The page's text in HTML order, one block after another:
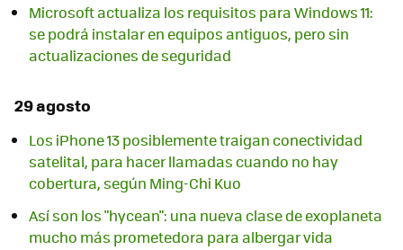
Microsoft actualiza los requisitos para Windows 11:
se podrá instalar en equipos antiguos, pero sin
actualizaciones de seguridad
29 agosto
Los iPhone 13 posiblemente traigan conectividad
satelital, para hacer llamadas cuando no hay
cobertura, según Ming-Chi Kuo
Así son los "hycean": una nueva clase de exoplaneta
mucho más prometedora para albergar vida